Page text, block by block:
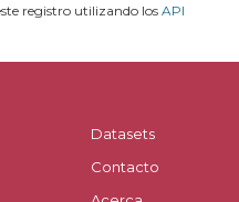
registro utilizando losAPI
Datasets
Contacto